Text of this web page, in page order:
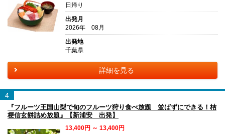
日帰り
出発月
2026年 08月
出発地
千葉県
詳細を見る
4
『フルーツ王国山梨で旬のフルーツ狩り食べ放題 並ばずにできる！桔
梗信玄餅詰め放題』【新浦安 出発】
13,400円 ～ 13,400円